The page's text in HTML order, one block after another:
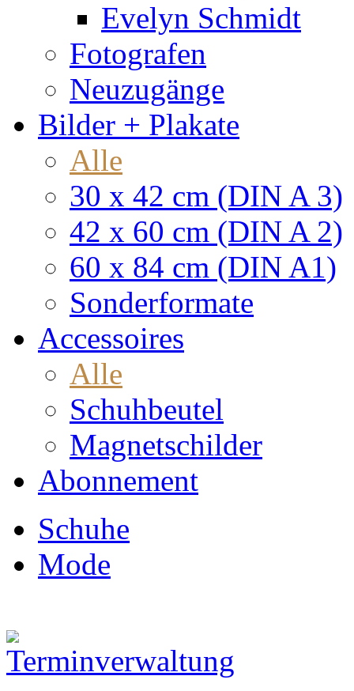
Evelyn Schmidt
Fotografen
Neuzugänge
Bilder + Plakate
Alle
30 x 42 cm (DIN A 3)
42 x 60 cm (DIN A 2)
60 x 84 cm (DIN A1)
Sonderformate
Accessoires
Alle
Schuhbeutel
Magnetschilder
Abonnement
Schuhe
Mode